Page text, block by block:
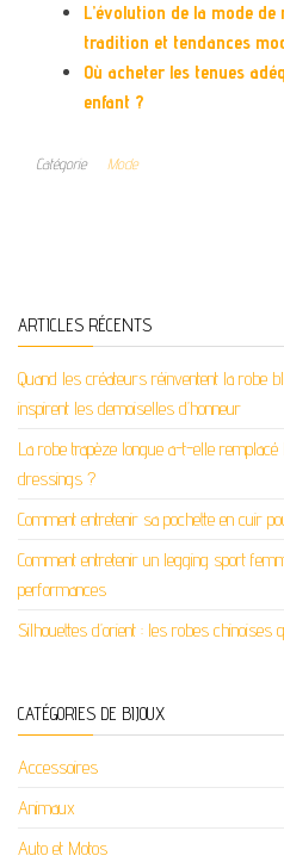
L’évolution de la mode
tradition et tendances
Où acheter les tenues
enfant ?
Catégorie Mode
ARTICLES RÉCENTS
Quand les créateurs réinventent la robe
inspirent les demoiselles d’honneur
La robe trapèze longue a-t-elle
dressings ?
Comment entretenir sa pochette en cuir
Comment entretenir un legging sport
performances
Silhouettes d’orient : les robes chinoises
CATÉGORIES DE BIJOUX
Accessoires
Animaux
Auto et Motos